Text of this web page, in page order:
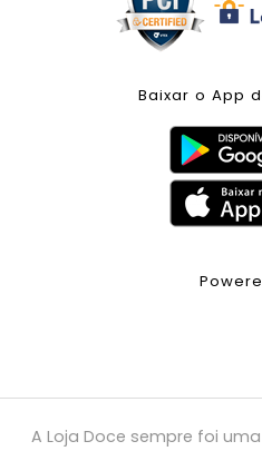
Baixar o App
A Loja Doce sempre foi